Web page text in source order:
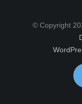
© Copyright